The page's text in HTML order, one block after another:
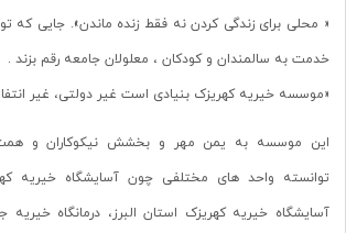
« محلی برای زندگی کردن نه فقط زنده ماندن». جایی که
خدمت به سالمندان و کودکان ، معلولان جامعه رقم بزند .
«موسسه خیریه کهریزک بنیادی است غیر دولتی، غیر
این موسسه به یمن مهر و بخشش نیکوکاران و همت
توانسته واحد های مختلفی چون آسایشگاه خیریه
آسایشگاه خیریه کهریزک استان البرز، درمانگاه خیریه